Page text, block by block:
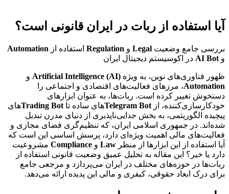
آیا استفاده از ربات در ایران قانونی است؟
بررسی جامع وضعیت Legal و Regulation استفاده از Automation
و AI Bot در اکوسیستم دیجیتال ایران
ظهور فناوری‌های نوین، به ویژه Artificial Intelligence (AI) و
Automation، مرزهای فعالیت‌های اقتصادی و اجتماعی را
دستخوش تغییر کرده است. ربات‌ها، به عنوان ابزارهای
خودکارسازی‌کننده، از Telegram Botهای ساده تا Trading Botهای
پیچیده الگوریتمی، به بخش جدایی‌ناپذیری از دنیای مدرن تبدیل
شده‌اند. در جمهوری اسلامی ایران، که تنظیم‌گری فضای مجازی و
فعالیت‌های مالی اهمیت ویژه‌ای دارد، پرسش اساسی این است که
آیا استفاده از این ابزارها از منظر Law و Compliance مشروعیت
دارد یا خیر؟ این مقاله به تحلیل عمیق وضعیت قانونی استفاده از
ربات‌ها در حوزه‌های مختلف در ایران می‌پردازد و مرجعی جامع
برای درک ابعاد حقوقی، کیفری و مالی این پدیده ارائه می‌دهد.